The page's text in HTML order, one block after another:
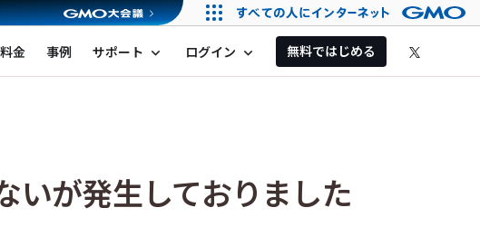
料金 事例 サポート expand_more ログイン expand_more 無料ではじめる
いが発生しておりました